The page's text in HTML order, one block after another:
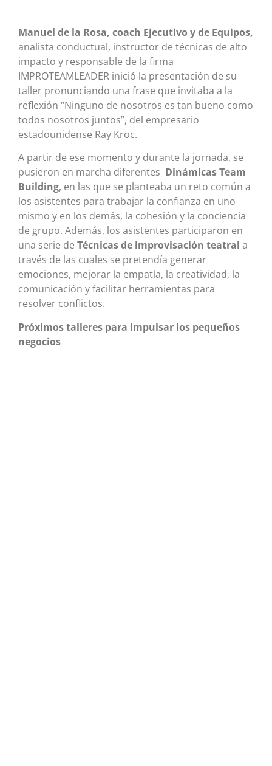
Manuel de la Rosa, coach Ejecutivo y de Equipos,
analista conductual, instructor de técnicas de alto
impacto y responsable de la firma
IMPROTEAMLEADER inició la presentación de su
taller pronunciando una frase que invitaba a la
reflexión “Ninguno de nosotros es tan bueno como
todos nosotros juntos”, del empresario
estadounidense Ray Kroc.
A partir de ese momento y durante la jornada, se
pusieron en marcha diferentes Dinámicas Team
Building, en las que se planteaba un reto común a
los asistentes para trabajar la confianza en uno
mismo y en los demás, la cohesión y la conciencia
de grupo. Además, los asistentes participaron en
una serie de Técnicas de improvisación teatral a
través de las cuales se pretendía generar
emociones, mejorar la empatía, la creatividad, la
comunicación y facilitar herramientas para
resolver conflictos.
Próximos talleres para impulsar los pequeños
negocios